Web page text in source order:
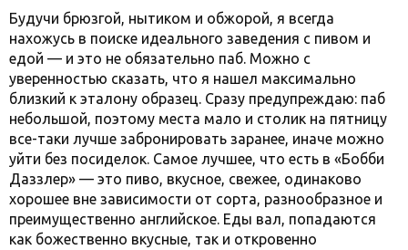
Будучи брюзгой, нытиком и обжорой, я всегда
нахожусь в поиске идеального заведения с пивом и
едой — и это не обязательно паб. Можно с
уверенностью сказать, что я нашел максимально
близкий к эталону образец. Сразу предупреждаю: паб
небольшой, поэтому места мало и столик на пятницу
все-таки лучше забронировать заранее, иначе можно
уйти без посиделок. Самое лучшее, что есть в «Бобби
Даззлер» — это пиво, вкусное, свежее, одинаково
хорошее вне зависимости от сорта, разнообразное и
преимущественно английское. Еды вал, попадаются
как божественно вкусные, так и откровенно